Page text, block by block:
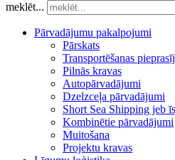
meklēt...
Pārvadājumu pakalpojumi
Pārskats
Transportēšanas
Pilnās kravas
Autopārvadājumi
Dzelzceļa pārvadājumi
Short Sea Shipping jeb
Kombinētie pārvadājumi
Muitošana
Projektu kravas